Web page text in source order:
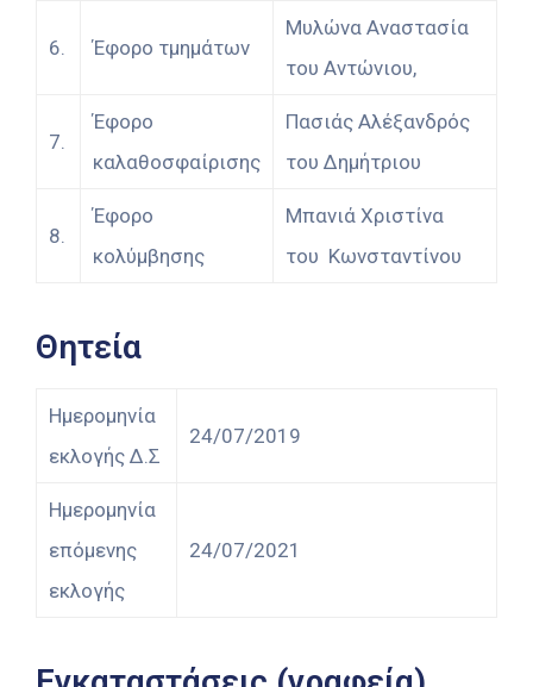
6. Έφορο τμημάτων
Μυλώνα Αναστασία
του Αντώνιου,
7.
Έφορο
καλαθοσφαίρισης
Πασιάς Αλέξανδρός
του Δημήτριου
8.
Έφορο
κολύμβησης
Μπανιά Χριστίνα
του Κωνσταντίνου
Θητεία
Ημερομηνία
εκλογής Δ.Σ
24/07/2019
Ημερομηνία
επόμενης
εκλογής
24/07/2021